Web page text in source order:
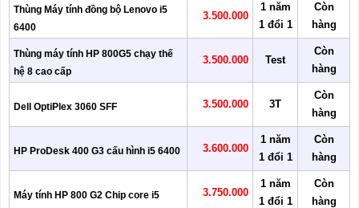
Thùng Máy tính đồng bộ Lenovo i5
6400
3.500.000
1 năm
1 đổi 1
Còn
hàng
Thùng máy tính HP 800G5 chạy thế
hệ 8 cao cấp
3.500.000 Test
Còn
hàng
Dell OptiPlex 3060 SFF 3.500.000 3T
Còn
hàng
HP ProDesk 400 G3 cấu hình i5 6400 3.600.000
1 năm
1 đổi 1
Còn
hàng
Máy tính HP 800 G2 Chip core i5 3.750.000
1 năm
1 đổi 1
Còn
hàng